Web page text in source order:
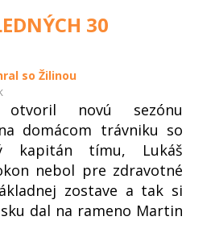
30
so Žilinou
otvoril novú sezónu
domácom trávniku so
kapitán tímu, Lukáš
nebol pre zdravotné
zostave a tak si
dal na rameno Martin